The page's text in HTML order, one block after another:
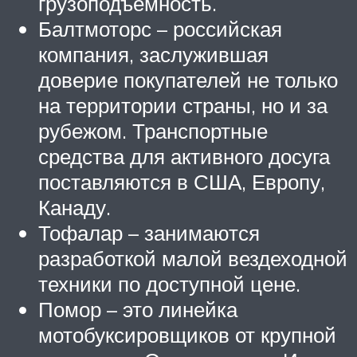
Балтмоторс – российская
компания, заслужившая
доверие покупателей не только
на территории страны, но и за
рубежом. Транспортные
средства для активного досуга
поставляются в США, Европу,
Канаду.
Тофалар – занимаются
разработкой малой вездеходной
техники по доступной цене.
Помор – это линейка
мотобуксировщиков от крупной